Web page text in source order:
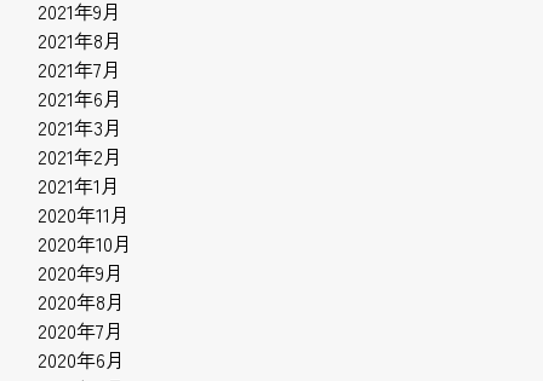
2021年9月
2021年8月
2021年7月
2021年6月
2021年3月
2021年2月
2021年1月
2020年11月
2020年10月
2020年9月
2020年8月
2020年7月
2020年6月